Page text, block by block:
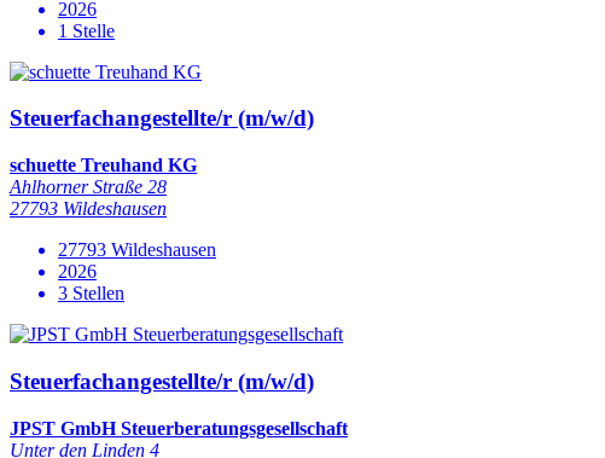
2026
1 Stelle
Steuerfachangestellte/r (m/w/d)
schuette Treuhand KG
Ahlhorner Straße 28
27793 Wildeshausen
27793 Wildeshausen
2026
3 Stellen
Steuerfachangestellte/r (m/w/d)
JPST GmbH Steuerberatungsgesellschaft
Unter den Linden 4